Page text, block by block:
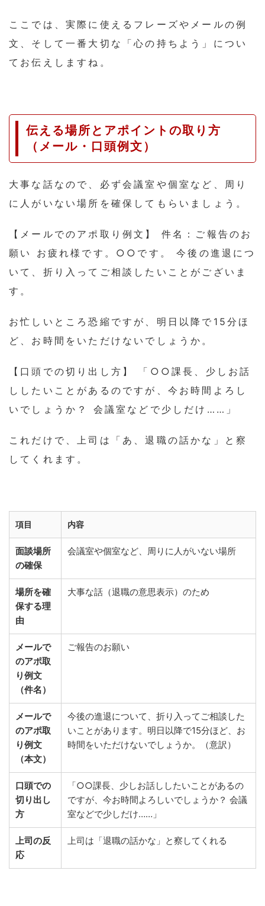
ここでは、実際に使えるフレーズやメールの例
文、そして一番大切な「心の持ちよう」につい
てお伝えしますね。
伝える場所とアポイントの取り方
（メール・口頭例文）
大事な話なので、必ず会議室や個室など、周り
に人がいない場所を確保してもらいましょう。
【メールでのアポ取り例文】 件名：ご報告のお
願い お疲れ様です。○○です。 今後の進退につ
いて、折り入ってご相談したいことがございま
す。
お忙しいところ恐縮ですが、明日以降で15分ほ
ど、お時間をいただけないでしょうか。
【口頭での切り出し方】 「○○課長、少しお話
ししたいことがあるのですが、今お時間よろし
いでしょうか？ 会議室などで少しだけ……」
これだけで、上司は「あ、退職の話かな」と察
してくれます。
項目 内容
面談場所
の確保
会議室や個室など、周りに人がいない場所
場所を確
保する理
由
大事な話（退職の意思表示）のため
メールで
のアポ取
り例文
（件名）
ご報告のお願い
メールで
のアポ取
り例文
（本文）
今後の進退について、折り入ってご相談した
いことがあります。明日以降で15分ほど、お
時間をいただけないでしょうか。（意訳）
口頭での
切り出し
方
「○○課長、少しお話ししたいことがあるの
ですが、今お時間よろしいでしょうか？ 会議
室などで少しだけ……」
上司の反
応
上司は「退職の話かな」と察してくれる